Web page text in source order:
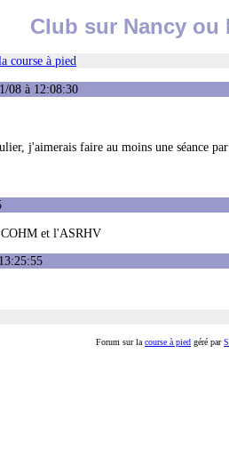
Club sur Nancy ou
course à pied
08 à 12:08:30
j'aimerais faire au moins une séance
et l'ASRHV
Forum sur lacourse à pied géré par